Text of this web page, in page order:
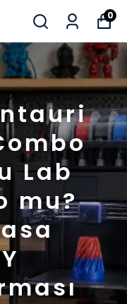
0
Lab
mu?